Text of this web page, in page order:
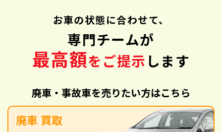
お車の状態に合わせて、
専門チームが
最高額をご提示 します
廃車・事故車を売りたい方はこちら
廃車 買取